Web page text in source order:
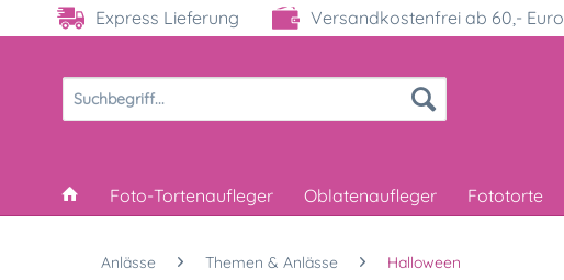
Express Lieferung Versandkostenfrei ab 60,- Euro
Foto-Tortenaufleger Oblatenaufleger Fototorte
Anlässe Themen & Anlässe Halloween